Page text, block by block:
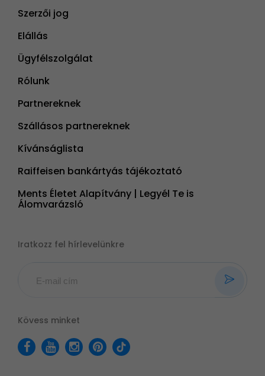
Szerzői jog
Elállás
Ügyfélszolgálat
Rólunk
Partnereknek
Szállásos partnereknek
Kívánságlista
Raiffeisen bankártyás tájékoztató
Ments Életet Alapítvány | Legyél Te is
Álomvarázsló
Iratkozz fel hírlevelünkre
Kövess minket